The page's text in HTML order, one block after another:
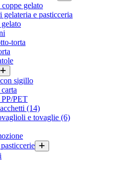
gelato
gelateria e pasticceria
torta
sigillo
PET
(14)
e tovaglie (6)